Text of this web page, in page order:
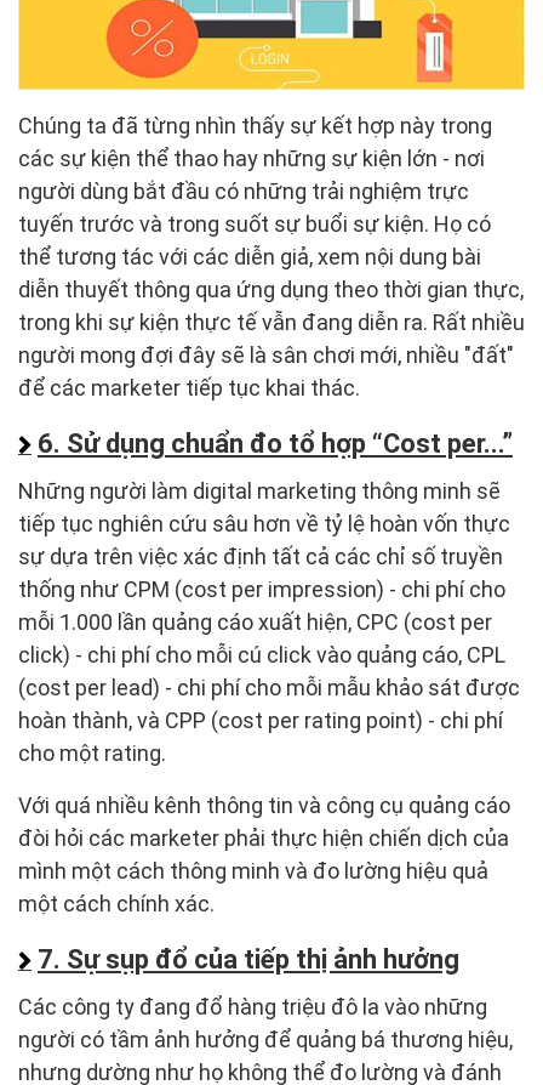
Chúng ta đã từng nhìn thấy sự kết hợp này trong
các sự kiện thể thao hay những sự kiện lớn - nơi
người dùng bắt đầu có những trải nghiệm trực
tuyến trước và trong suốt sự buổi sự kiện. Họ có
thể tương tác với các diễn giả, xem nội dung bài
diễn thuyết thông qua ứng dụng theo thời gian thực,
trong khi sự kiện thực tế vẫn đang diễn ra. Rất nhiều
người mong đợi đây sẽ là sân chơi mới, nhiều "đất"
để các marketer tiếp tục khai thác.
6. Sử dụng chuẩn đo tổ hợp “Cost per...”
Những người làm digital marketing thông minh sẽ
tiếp tục nghiên cứu sâu hơn về tỷ lệ hoàn vốn thực
sự dựa trên việc xác định tất cả các chỉ số truyền
thống như CPM (cost per impression) - chi phí cho
mỗi 1.000 lần quảng cáo xuất hiện, CPC (cost per
click) - chi phí cho mỗi cú click vào quảng cáo, CPL
(cost per lead) - chi phí cho mỗi mẫu khảo sát được
hoàn thành, và CPP (cost per rating point) - chi phí
cho một rating.
Với quá nhiều kênh thông tin và công cụ quảng cáo
đòi hỏi các marketer phải thực hiện chiến dịch của
mình một cách thông minh và đo lường hiệu quả
một cách chính xác.
7. Sự sụp đổ của tiếp thị ảnh hưởng
Các công ty đang đổ hàng triệu đô la vào những
người có tầm ảnh hưởng để quảng bá thương hiệu,
nhưng dường như họ không thể đo lường và đánh